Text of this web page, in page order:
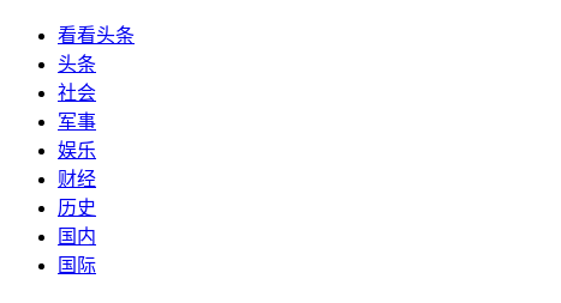
看看头条
头条
社会
军事
娱乐
财经
历史
国内
国际